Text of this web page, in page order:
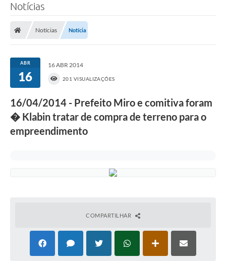
Notícias
Notícias Notícia
ABR
16
16 ABR 2014
201 VISUALIZAÇÕES
16/04/2014 - Prefeito Miro e comitiva foram
� Klabin tratar de compra de terreno para o
empreendimento
COMPARTILHAR